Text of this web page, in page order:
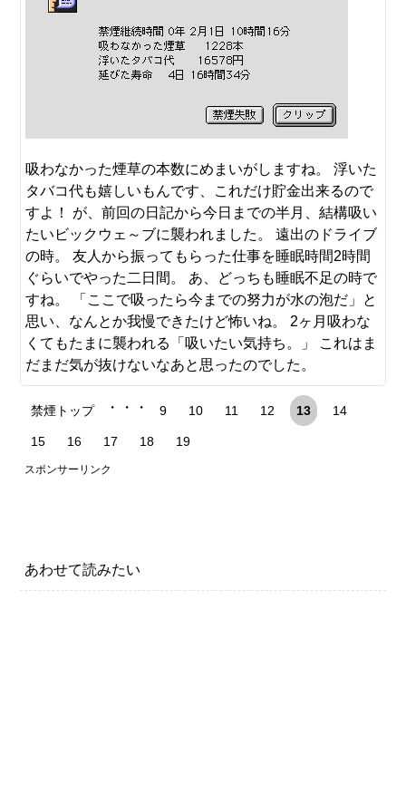
吸わなかった煙草の本数にめまいがしますね。 浮いた
タバコ代も嬉しいもんです、これだけ貯金出来るので
すよ！ が、前回の日記から今日までの半月、結構吸い
たいビックウェ～ブに襲われました。 遠出のドライブ
の時。 友人から振ってもらった仕事を睡眠時間2時間
ぐらいでやった二日間。 あ、どっちも睡眠不足の時で
すね。 「ここで吸ったら今までの努力が水の泡だ」と
思い、なんとか我慢できたけど怖いね。 2ヶ月吸わな
くてもたまに襲われる「吸いたい気持ち。」 これはま
だまだ気が抜けないなあと思ったのでした。
禁煙トップ ・・・ 9 10 11 12 13 14
15 16 17 18 19
スポンサーリンク
あわせて読みたい